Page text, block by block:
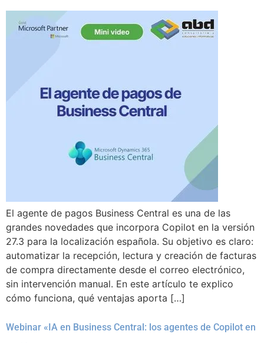
El agente de pagos Business Central es una de las
grandes novedades que incorpora Copilot en la versión
27.3 para la localización española. Su objetivo es claro:
automatizar la recepción, lectura y creación de facturas
de compra directamente desde el correo electrónico,
sin intervención manual. En este artículo te explico
cómo funciona, qué ventajas aporta […]
Webinar «IA en Business Central: los agentes de Copilot en